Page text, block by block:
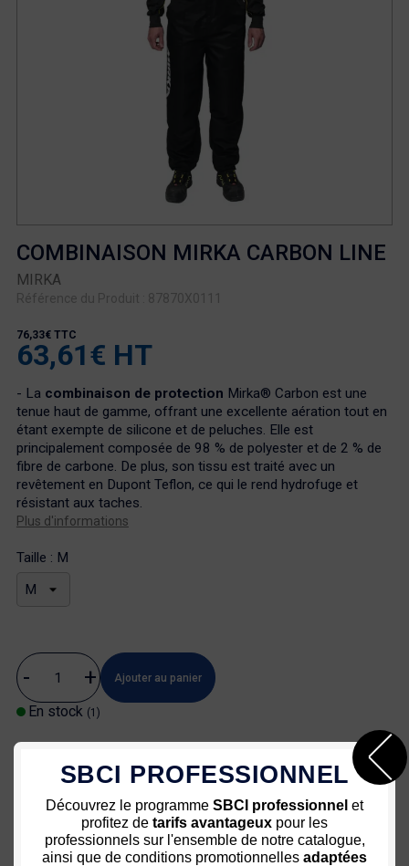
COMBINAISON MIRKA CARBON LINE
MIRKA
Référence du Produit : 87870X0111
63,61€ HT
76,33€ TTC
- La combinaison de protection Mirka® Carbon est une
tenue haut de gamme, offrant une excellente aération tout en
étant exempte de silicone et de peluches. Elle est
principalement composée de 98 % de polyester et de 2 % de
fibre de carbone. De plus, son tissu est traité avec un
revêtement en Dupont Teflon, ce qui le rend hydrofuge et
résistant aux taches.
Plus d'informations
Taille : M
Ajouter au panier
En stock (1)
Paiement sécurisé 3D
sécurisé
Des prix attractifs
Une équipe à votre service
Livraison rapide - Colissimo
72h
SBCI PROFESSIONNEL
Découvrez le programme SBCI professionnel et
profitez de tarifs avantageux pour les
professionnels sur l'ensemble de notre catalogue,
ainsi que de conditions promotionnelles adaptées